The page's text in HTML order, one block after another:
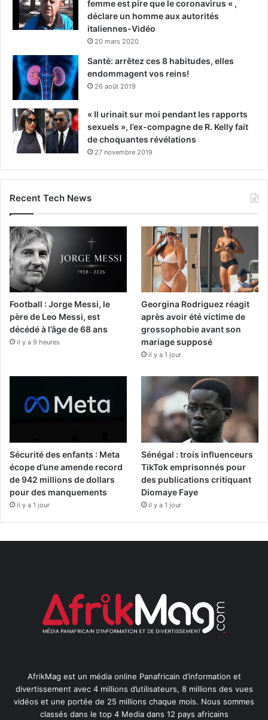
femme est pire que le coronavirus « ,
déclare un homme aux autorités
italiennes-Vidéo
20 mars 2020
Santé: arrêtez ces 8 habitudes, elles
endommagent vos reins!
26 août 2019
« Il urinait sur moi pendant les rapports
sexuels », l’ex-compagne de R. Kelly fait
de choquantes révélations
27 novembre 2019
Recent Tech News
Football : Jorge Messi, le
père de Leo Messi, est
décédé à l’âge de 68 ans
il y a 9 heures
Georgina Rodriguez réagit
après avoir été victime de
grossophobie avant son
mariage supposé
il y a 1 jour
Sécurité des enfants : Meta
écope d’une amende record
de 942 millions de dollars
pour des manquements
il y a 1 jour
Sénégal : trois influenceurs
TikTok emprisonnés pour
des publications critiquant
Diomaye Faye
il y a 1 jour
AfrikMag est un média online Panafricain d’information et
divertissement avec 4 millions d’utilisateurs, 8 millions des vues
vidéos et une portée de 25 millions chaque mois. Nous sommes
classés dans le top 4 Media dans 12 pays africains